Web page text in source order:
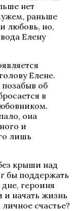
нет
раньше
любовь, но,
Елену
Елене.
позабыв об
в
она
и
лишь
крыши над
бы поддержать
героиня
и начать жизнь
счастье?